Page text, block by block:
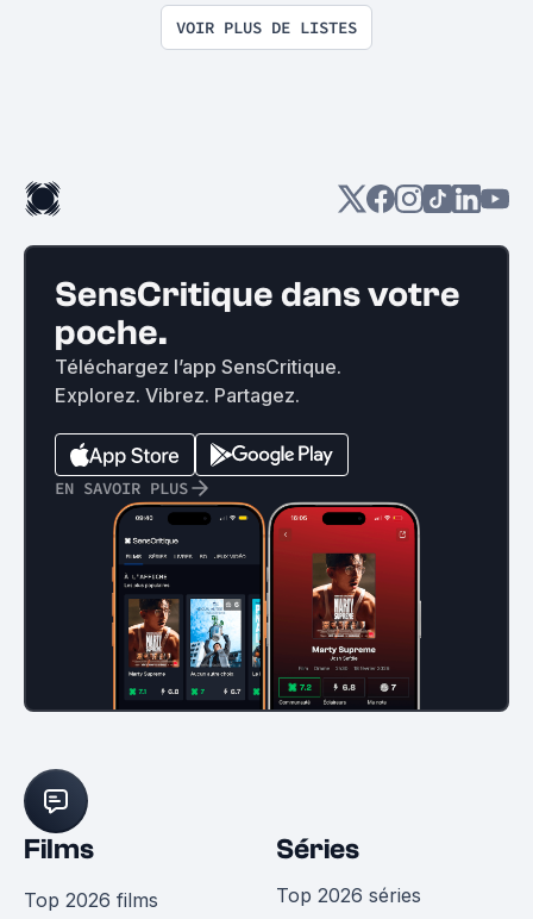
VOIR PLUS DE LISTES
SensCritique dans votre
poche.
Téléchargez l’app SensCritique.
Explorez. Vibrez. Partagez.
EN SAVOIR PLUS
Films
Top 2026 films
Séries
Top 2026 séries